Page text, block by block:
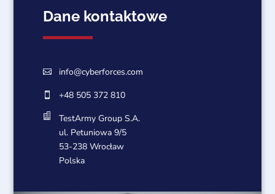
Dane kontaktowe
 info@cyberforces.com
 +48 505 372 810

TestArmy Group S.A.
ul. Petuniowa 9/5
53-238 Wrocław
Polska